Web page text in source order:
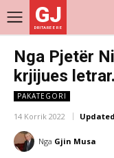
GJ
DRITARE E RE
Nga Pjetër
krjijues letrar.
PAKATEGORI
14 Korrik 2022
Nga Gjin Musa